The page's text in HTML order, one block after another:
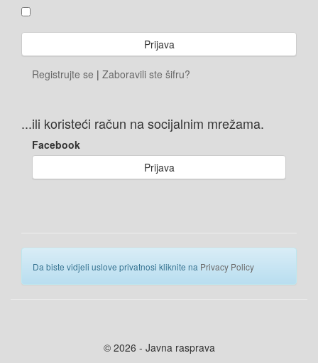
Registrujte se | Zaboravili ste šifru?
...ili koristeći račun na socijalnim mrežama.
Facebook
Prijava
Da biste vidjeli uslove privatnosi kliknite na Privacy Policy
© 2026 - Javna rasprava